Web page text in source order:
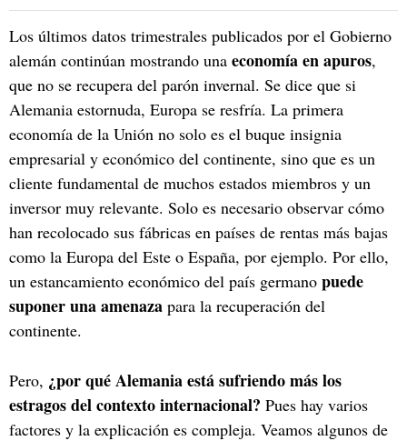
Los últimos datos trimestrales publicados por el Gobierno
alemán continúan mostrando una economía en apuros,
que no se recupera del parón invernal. Se dice que si
Alemania estornuda, Europa se resfría. La primera
economía de la Unión no solo es el buque insignia
empresarial y económico del continente, sino que es un
cliente fundamental de muchos estados miembros y un
inversor muy relevante. Solo es necesario observar cómo
han recolocado sus fábricas en países de rentas más bajas
como la Europa del Este o España, por ejemplo. Por ello,
un estancamiento económico del país germano puede
suponer una amenaza para la recuperación del
continente.
Pero, ¿por qué Alemania está sufriendo más los
estragos del contexto internacional? Pues hay varios
factores y la explicación es compleja. Veamos algunos de